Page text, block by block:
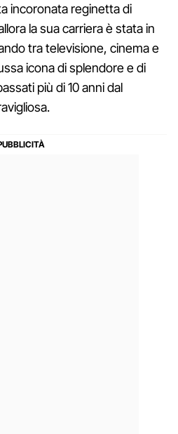
incoronata reginetta di
la sua carriera è stata in
tra televisione, cinema e
icona di splendore e di
più di 10 anni dal